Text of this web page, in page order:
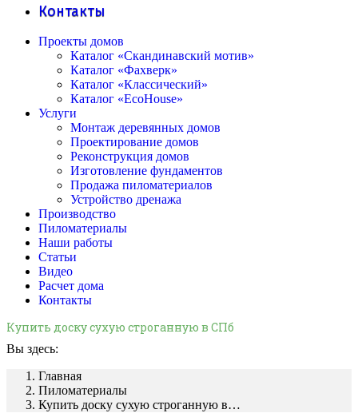
Контакты
Проекты домов
Каталог «Скандинавский мотив»
Каталог «Фахверк»
Каталог «Классический»
Каталог «EcoHouse»
Услуги
Монтаж деревянных домов
Проектирование домов
Реконструкция домов
Изготовление фундаментов
Продажа пиломатериалов
Устройство дренажа
Производство
Пиломатериалы
Наши работы
Статьи
Видео
Расчет дома
Контакты
Купить доску сухую строганную в СПб
Вы здесь:
Главная
Пиломатериалы
Купить доску сухую строганную в…